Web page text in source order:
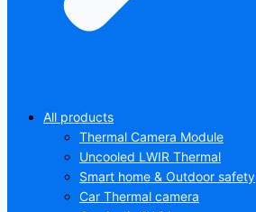
All products
Thermal Camera Module
Uncooled LWIR Thermal
Smart home & Outdoor safety
Car Thermal camera